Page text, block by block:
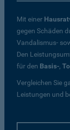
Mit einer
gegen Schäden
Vandalismus-
Den
für den Basis-,
Vergleichen Sie
Leistungen und